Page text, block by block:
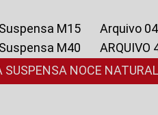
M15
Arquivo
M40
SUSPENSA NOCE